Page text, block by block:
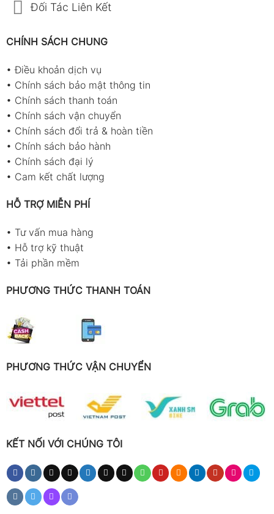
Đối Tác Liên Kết
CHÍNH SÁCH CHUNG
•Điều khoản dịch vụ
• Chính sách bảo mật thông tin
• Chính sách thanh toán
• Chính sách vận chuyển
• Chính sách đổi trả & hoàn tiền
• Chính sách bảo hành
• Chính sách đại lý
• Cam kết chất lượng
HỖ TRỢ MIỄN PHÍ
• Tư vấn mua hàng
• Hỗ trợ kỹ thuật
• Tải phần mềm
PHƯƠNG THỨC THANH TOÁN
PHƯƠNG THỨC VẬN CHUYỂN
KẾT NỐI VỚI CHÚNG TÔI